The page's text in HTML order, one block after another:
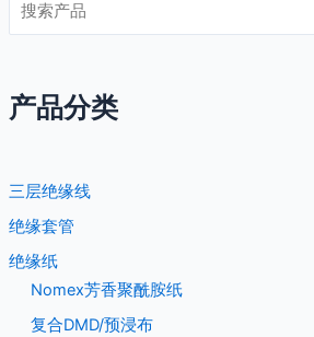
产品分类
三层绝缘线
绝缘套管
绝缘纸
Nomex芳香聚酰胺纸
复合DMD/预浸布